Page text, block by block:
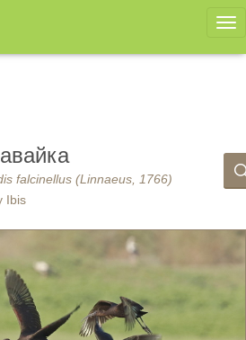
falcinellus (Linnaeus, 1766)
Ibis